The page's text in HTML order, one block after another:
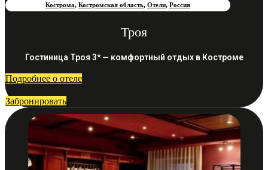
Кострома, Костромская область, Отели, Россия
Троя
Гостиница Троя 3* — комфортный отдых в Костроме
Подробнее о отеле
Забронировать